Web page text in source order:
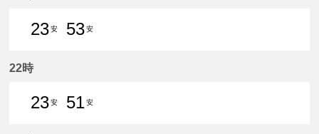
23安
53安
22時
23安
51安